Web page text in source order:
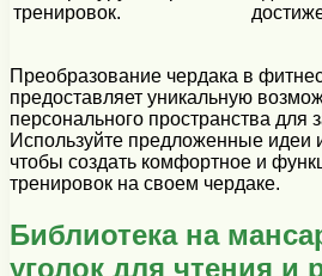
тренировок.
Преобразование чердака в
предоставляет уникальную
персонального пространства для
Используйте предложенные идеи
чтобы создать комфортное и
тренировок на своем чердаке.
Библиотека на
уголок для чтения и